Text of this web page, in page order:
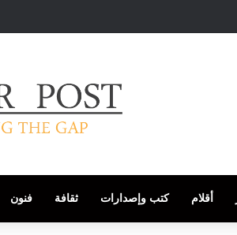
أقلام كتب وإصدارات ثقافة فنون